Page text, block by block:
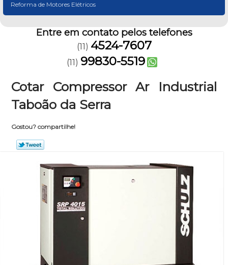
Reforma de Motores Elétricos
Entre em contato pelos telefones
(11) 4524-7607
(11) 99830-5519
Cotar Compressor Ar Industrial
Taboão da Serra
Gostou? compartilhe!